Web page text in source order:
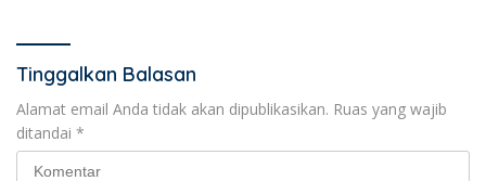
Tinggalkan Balasan
Alamat email Anda tidak akan dipublikasikan. Ruas yang wajib
ditandai *